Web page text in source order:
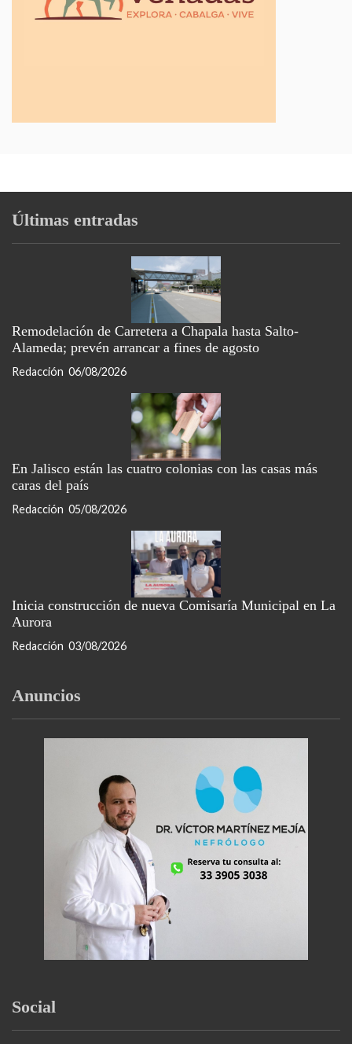
Últimas entradas
Remodelación de Carretera a Chapala hasta Salto-
Alameda; prevén arrancar a fines de agosto
Redacción 06/08/2026
En Jalisco están las cuatro colonias con las casas más
caras del país
Redacción 05/08/2026
Inicia construcción de nueva Comisaría Municipal en La
Aurora
Redacción 03/08/2026
Anuncios
Social